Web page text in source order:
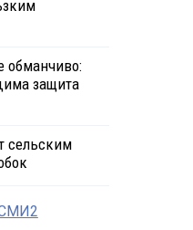
обманчиво:
защита
сельским